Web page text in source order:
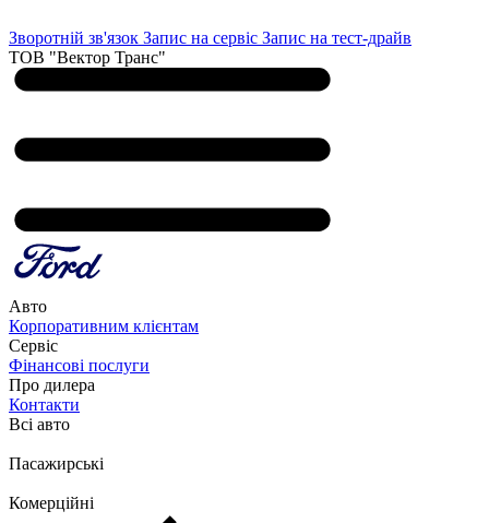
Зворотній зв'язок Запис на сервіс Запис на тест-драйв
ТОВ "Вектор Транс"
Авто
Корпоративним клієнтам
Сервіс
Фінансові послуги
Про дилера
Контакти
Всі авто
Пасажирські
Комерційні